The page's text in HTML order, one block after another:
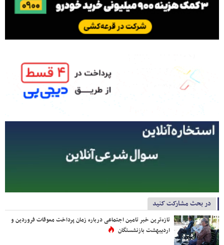
در بحث مشارکت کنید
تازه‌ترین خبر تامین اجتماعی درباره زمان پرداخت معوقات فروردین و
اردیبهشت بازنشستگان